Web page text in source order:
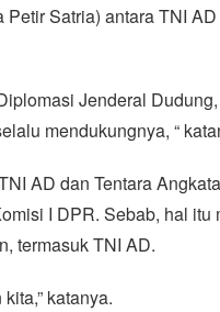
Satria) antara TNI
Jenderal
mendukungnya, “
AD dan Tentara
I DPR. Sebab, hal
termasuk TNI AD.
katanya.